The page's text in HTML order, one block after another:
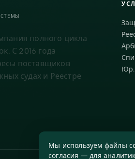
полного цикла
С 2016 года
поставщиков
судах и Реестре
Юр.
Мы используем файлы
согласия — для